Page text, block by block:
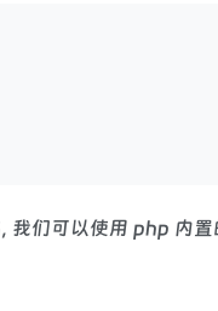
我们可以使用 php 内